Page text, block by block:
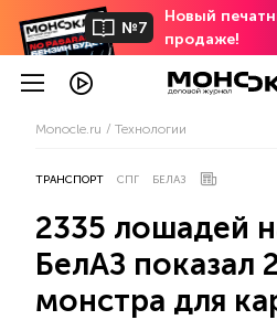
№7
Новый
продаже!
Monocle.ru Технологии
ТРАНСПОРТ СПГ БЕЛАЗ
2335 лошадей
БелАЗ показал
монстра для